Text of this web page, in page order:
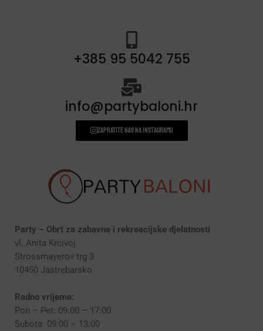
+385 95 5042 755
info@partybaloni.hr
Zapratite nas na instagramu
Party – Obrt za zabavne i rekreacijske djelatnosti
vl. Anita Krcivoj
Strossmayerov trg 3
10450 Jastrebarsko
Radno vrijeme:
Pon – Pet: 09:00 – 17:00
Subota: 09:00 – 13:00